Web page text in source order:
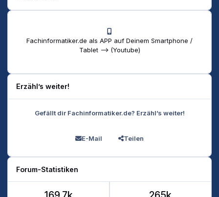
Fachinformatiker.de als APP auf Deinem Smartphone /
Tablet --> (Youtube)
Erzähl’s weiter!
Gefällt dir Fachinformatiker.de? Erzähl’s weiter!
E-Mail Teilen
Forum-Statistiken